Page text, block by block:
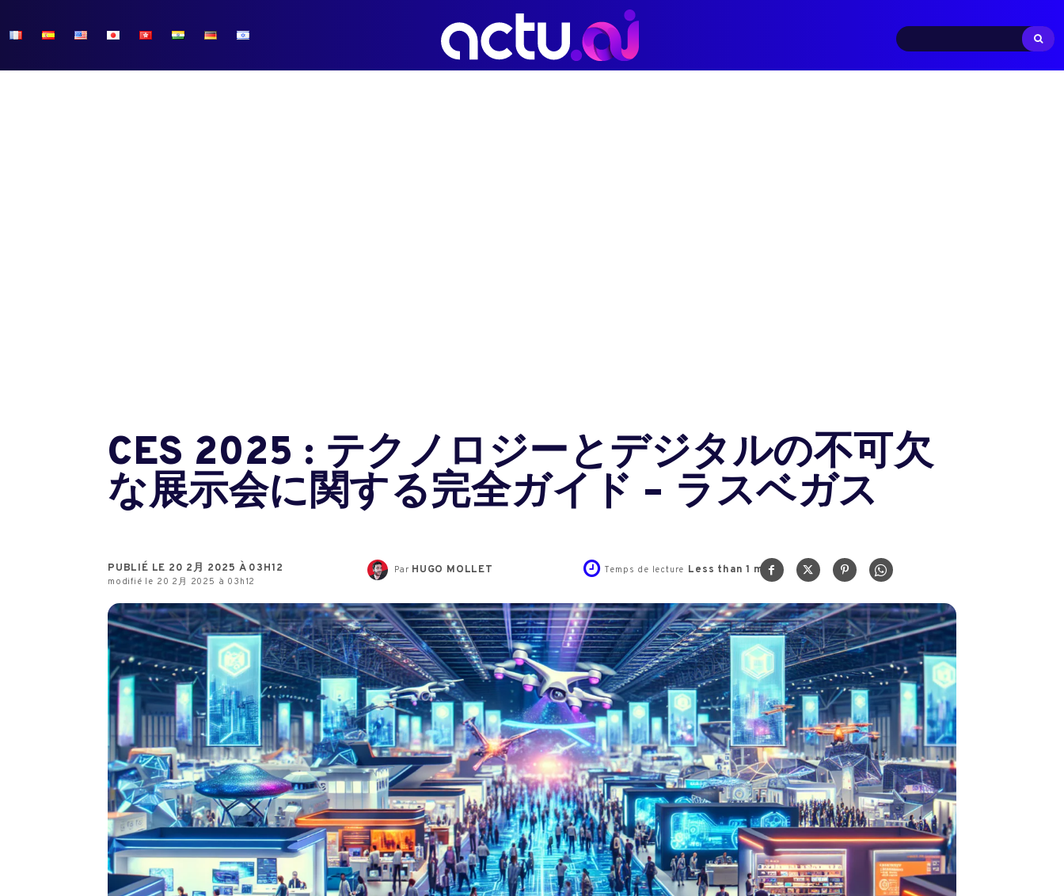
CES 2025 : テクノロジーとデジタルの不可欠
な展示会に関する完全ガイド – ラスベガス
PUBLIÉ LE 20 2月 2025 À 03H12
modifié le 20 2月 2025 à 03h12
Par HUGO MOLLET Temps de lecture Less than 1 min.